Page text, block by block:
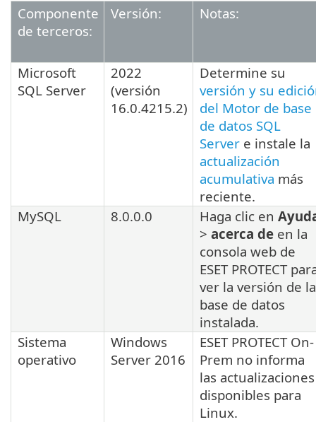
Componente
de terceros:
Versión: Notas:
Microsoft
SQL Server
2022
(versión
16.0.4215.2)
Determine su
versión y su
del Motor de base
de datos SQL
Server e instale la
actualización
acumulativa más
reciente.
MySQL
8.0.0.0 Haga clic en
> acerca de en la
consola web de
ESET PROTECT
ver la versión de la
base de datos
instalada.
Sistema
operativo
Windows
Server 2016
ESET PROTECT On-
Prem no informa
las actualizaciones
disponibles para
Linux.